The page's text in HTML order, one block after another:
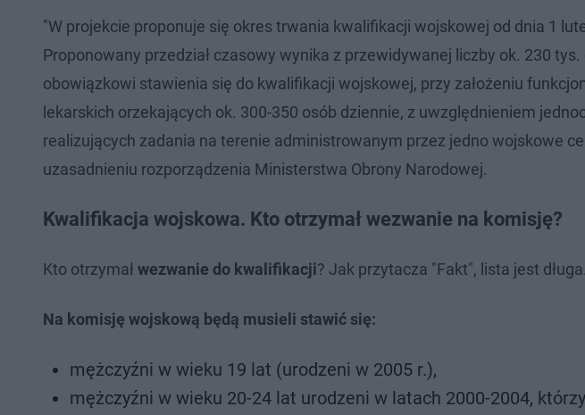
"W projekcie proponuje się okres trwania kwalifikacji wojskowej od dnia 1
Proponowany przedział czasowy wynika z przewidywanej liczby ok. 230
obowiązkowi stawienia się do kwalifikacji wojskowej, przy założeniu
lekarskich orzekających ok. 300-350 osób dziennie, z uwzględnieniem
realizujących zadania na terenie administrowanym przez jedno wojskowe
uzasadnieniu rozporządzenia Ministerstwa Obrony Narodowej.
Kwalifikacja wojskowa. Kto otrzymał wezwanie na komisję?
Kto otrzymałwezwanie do kwalifikacji? Jak przytacza "Fakt", lista jest długa.
Na komisję wojskową będą musieli stawić się:
mężczyźni w wieku 19 lat (urodzeni w 2005 r.),
mężczyźni w wieku 20-24 lat urodzeni w latach 2000-2004,